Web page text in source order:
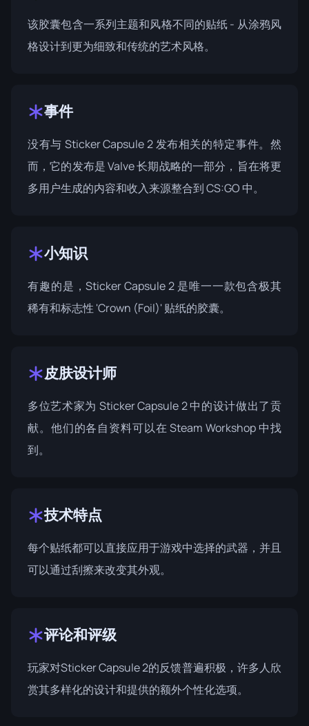
该胶囊包含一系列主题和风格不同的贴纸 - 从涂鸦风
格设计到更为细致和传统的艺术风格。
事件
没有与 Sticker Capsule 2 发布相关的特定事件。然
而，它的发布是 Valve 长期战略的一部分，旨在将更
多用户生成的内容和收入来源整合到 CS:GO 中。
小知识
有趣的是，Sticker Capsule 2 是唯一一款包含极其
稀有和标志性 'Crown (Foil)' 贴纸的胶囊。
皮肤设计师
多位艺术家为 Sticker Capsule 2 中的设计做出了贡
献。他们的各自资料可以在 Steam Workshop 中找
到。
技术特点
每个贴纸都可以直接应用于游戏中选择的武器，并且
可以通过刮擦来改变其外观。
评论和评级
玩家对Sticker Capsule 2的反馈普遍积极，许多人欣
赏其多样化的设计和提供的额外个性化选项。